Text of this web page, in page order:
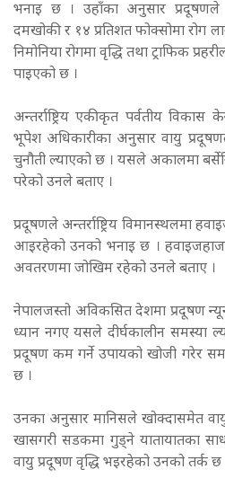
भनाइ छ । उहाँका अनुसार प्रदूषणले
दमखोकी र १४ प्रतिशत फोक्सोमा रोग
निमोनिया रोगमा वृद्धि तथा ट्राफिक
पाइएको छ ।
अन्तर्राष्ट्रिय एकीकृत पर्वतीय विकास
भूपेश अधिकारीका अनुसार वायु
चुनौती ल्याएको छ । यसले अकालमा
परेको उनले बताए ।
प्रदूषणले अन्तर्राष्ट्रिय विमानस्थलमा
आइरहेको उनको भनाइ छ ।
अवतरणमा जोखिम रहेको उनले बताए ।
नेपालजस्तो अविकसित देशमा प्रदूषण
ध्यान नगए यसले दीर्घकालीन समस्या
प्रदूषण कम गर्ने उपायको खोजी गरेर
छ ।
उनका अनुसार मानिसले खोक्दासमेत
खासगरी सडकमा गुड्ने यातायातका
वायु प्रदूषण वृद्धि भइरहेको उनको तर्क छ